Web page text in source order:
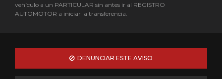
vehículo a un PARTICULAR sin antes ir al REGISTRO
AUTOMOTOR a iniciar la transferencia.
DENUNCIAR ESTE AVISO